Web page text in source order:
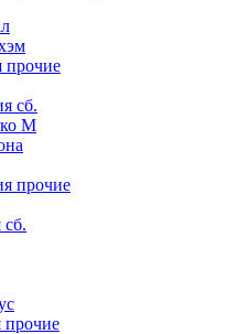
прочие
сб.
М
прочие
сб.
прочие